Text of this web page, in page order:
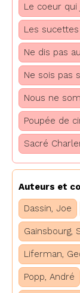
Le coeur qui
Les sucettes
Ne dis pas
Ne sois pas
Nous ne
Poupée de
Sacré
Auteurs et
Dassin, Joe
Gainsbourg,
Liferman,
Popp, André